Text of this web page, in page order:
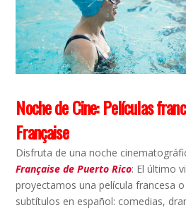
Noche de Cine:Películas
Française
Disfruta de una noche
Française de Puerto Rico: El último
proyectamos una película francesa
subtítulos en español: comedias,